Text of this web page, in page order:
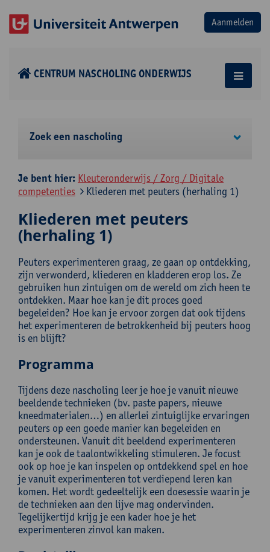
CENTRUM NASCHOLING ONDERWIJS
Zoek een nascholing
Je bent hier: Kleuteronderwijs / Zorg / Digitale
competenties
Kliederen met peuters (herhaling 1)
Kliederen met peuters
(herhaling 1)
Peuters experimenteren graag, ze gaan op ontdekking,
zijn verwonderd, kliederen en kladderen erop los. Ze
gebruiken hun zintuigen om de wereld om zich heen te
ontdekken. Maar hoe kan je dit proces goed
begeleiden? Hoe kan je ervoor zorgen dat ook tijdens
het experimenteren de betrokkenheid bij peuters hoog
is en blijft?
Programma
Tijdens deze nascholing leer je hoe je vanuit nieuwe
beeldende technieken (bv. paste papers, nieuwe
kneedmaterialen…) en allerlei zintuiglijke ervaringen
peuters op een goede manier kan begeleiden en
ondersteunen. Vanuit dit beeldend experimenteren
kan je ook de taalontwikkeling stimuleren. Je focust
ook op hoe je kan inspelen op ontdekkend spel en hoe
je vanuit experimenteren tot verdiepend leren kan
komen. Het wordt gedeeltelijk een doesessie waarin je
de technieken aan den lijve mag ondervinden.
Tegelijkertijd krijg je een kader hoe je het
experimenteren zinvol kan maken.